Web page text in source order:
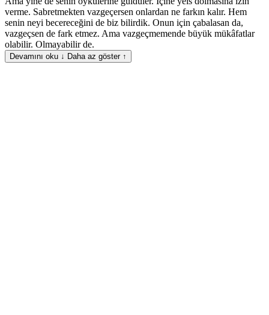
verme. Sabretmekten vazgeçersen onlardan ne farkın kalır. Hem
senin neyi becereceğini de biz bilirdik. Onun için çabalasan da,
vazgeçsen de fark etmez. Ama vazgeçmemende büyük mükâfatlar
olabilir. Olmayabilir de.
Devamını oku ↓ Daha az göster ↑